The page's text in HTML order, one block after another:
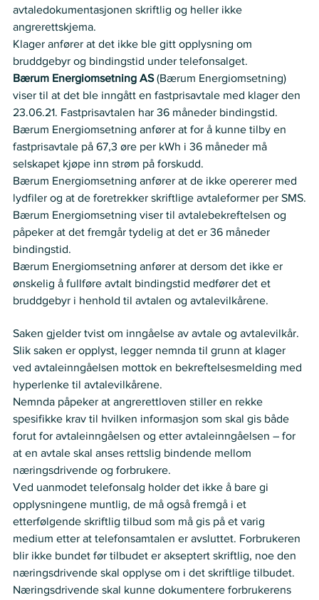
avtaledokumentasjonen skriftlig og heller ikke
angrerettskjema.
Klager anfører at det ikke ble gitt opplysning om
bruddgebyr og bindingstid under telefonsalget.
Bærum Energiomsetning AS (Bærum Energiomsetning)
viser til at det ble inngått en fastprisavtale med klager den
23.06.21. Fastprisavtalen har 36 måneder bindingstid.
Bærum Energiomsetning anfører at for å kunne tilby en
fastprisavtale på 67,3 øre per kWh i 36 måneder må
selskapet kjøpe inn strøm på forskudd.
Bærum Energiomsetning anfører at de ikke opererer med
lydfiler og at de foretrekker skriftlige avtaleformer per SMS.
Bærum Energiomsetning viser til avtalebekreftelsen og
påpeker at det fremgår tydelig at det er 36 måneder
bindingstid.
Bærum Energiomsetning anfører at dersom det ikke er
ønskelig å fullføre avtalt bindingstid medfører det et
bruddgebyr i henhold til avtalen og avtalevilkårene.
Saken gjelder tvist om inngåelse av avtale og avtalevilkår.
Slik saken er opplyst, legger nemnda til grunn at klager
ved avtaleinngåelsen mottok en bekreftelsesmelding med
hyperlenke til avtalevilkårene.
Nemnda påpeker at angrerettloven stiller en rekke
spesifikke krav til hvilken informasjon som skal gis både
forut for avtaleinngåelsen og etter avtaleinngåelsen – for
at en avtale skal anses rettslig bindende mellom
næringsdrivende og forbrukere.
Ved uanmodet telefonsalg holder det ikke å bare gi
opplysningene muntlig, de må også fremgå i et
etterfølgende skriftlig tilbud som må gis på et varig
medium etter at telefonsamtalen er avsluttet. Forbrukeren
blir ikke bundet før tilbudet er akseptert skriftlig, noe den
næringsdrivende skal opplyse om i det skriftlige tilbudet.
Næringsdrivende skal kunne dokumentere forbrukerens